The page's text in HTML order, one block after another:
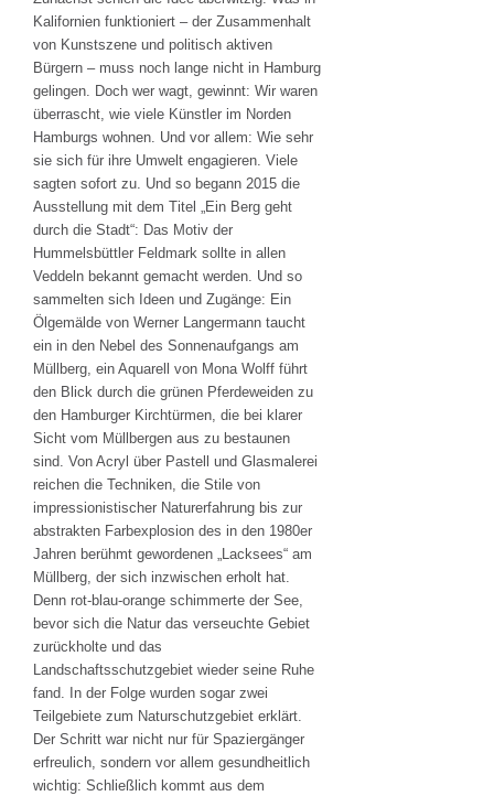
Kalifornien funktioniert – der Zusammenhalt
von Kunstszene und politisch aktiven
Bürgern – muss noch lange nicht in Hamburg
gelingen. Doch wer wagt, gewinnt: Wir waren
überrascht, wie viele Künstler im Norden
Hamburgs wohnen. Und vor allem: Wie sehr
sie sich für ihre Umwelt engagieren. Viele
sagten sofort zu. Und so begann 2015 die
Ausstellung mit dem Titel „Ein Berg geht
durch die Stadt“: Das Motiv der
Hummelsbüttler Feldmark sollte in allen
Veddeln bekannt gemacht werden. Und so
sammelten sich Ideen und Zugänge: Ein
Ölgemälde von Werner Langermann taucht
ein in den Nebel des Sonnenaufgangs am
Müllberg, ein Aquarell von Mona Wolff führt
den Blick durch die grünen Pferdeweiden zu
den Hamburger Kirchtürmen, die bei klarer
Sicht vom Müllbergen aus zu bestaunen
sind. Von Acryl über Pastell und Glasmalerei
reichen die Techniken, die Stile von
impressionistischer Naturerfahrung bis zur
abstrakten Farbexplosion des in den 1980er
Jahren berühmt gewordenen „Lacksees“ am
Müllberg, der sich inzwischen erholt hat.
Denn rot-blau-orange schimmerte der See,
bevor sich die Natur das verseuchte Gebiet
zurückholte und das
Landschaftsschutzgebiet wieder seine Ruhe
fand. In der Folge wurden sogar zwei
Teilgebiete zum Naturschutzgebiet erklärt.
Der Schritt war nicht nur für Spaziergänger
erfreulich, sondern vor allem gesundheitlich
wichtig: Schließlich kommt aus dem